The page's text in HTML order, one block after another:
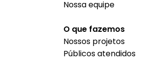
Nossa equipe
O que fazemos
Nossos projetos
Públicos atendidos